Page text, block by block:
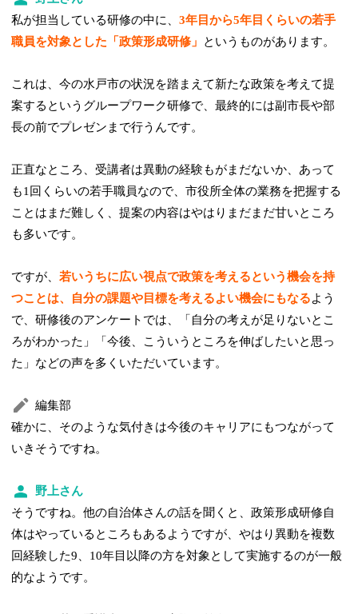
私が担当している研修の中に、3年目から5年目くらいの若手
職員を対象とした「政策形成研修」
というものがあります。
これは、今の水戸市の状況を踏まえて新たな政策を考えて提
案するというグループワーク研修で、最終的には副市長や部
長の前でプレゼンまで行うんです。
正直なところ、受講者は異動の経験もがまだないか、あって
も1回くらいの若手職員なので、市役所全体の業務を把握する
ことはまだ難しく、提案の内容はやはりまだまだ甘いところ
も多いです。
ですが、若いうちに広い視点で政策を考えるという機会を持
つことは、自分の課題や目標を考えるよい機会にもなるよう
で、研修後のアンケートでは、「自分の考えが足りないとこ
ろがわかった」「今後、こういうところを伸ばしたいと思っ
た」などの声を多くいただいています。
編集部
確かに、そのような気付きは今後のキャリアにもつながって
いきそうですね。
野上さん
そうですね。他の自治体さんの話を聞くと、政策形成研修自
体はやっているところもあるようですが、やはり異動を複数
回経験した9、10年目以降の方を対象として実施するのが一般
的なようです。